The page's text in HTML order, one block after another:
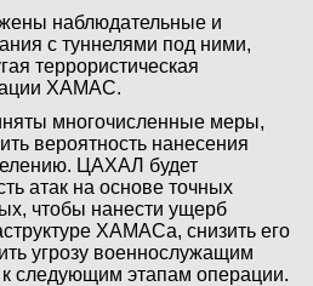
наблюдательные и
с туннелями под ними,
террористическая
ХАМАС.
многочисленные меры,
вероятность нанесения
ЦАХАЛ будет
атак на основе точных
чтобы нанести ущерб
ХАМАСа, снизить его
угрозу военнослужащим
следующим этапам операции.